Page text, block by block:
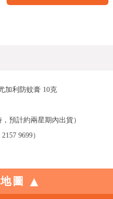
加利防蚊膏 10克
預計約兩星期內出貨）
9699）
圖